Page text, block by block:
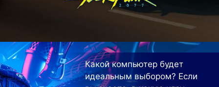
Какой компьютер будет